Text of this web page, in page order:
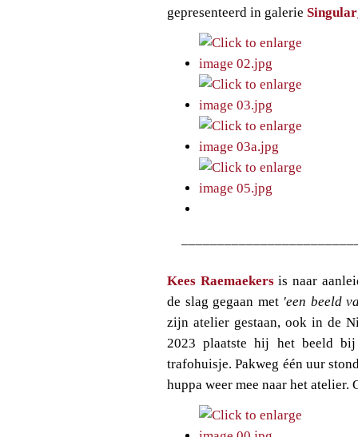
gepresenteerd in galerie
Kees Raemaekersis naar
de slag gegaan met'een beeld
zijn atelier gestaan, ook in de
2023 plaatste hij het beeld
trafohuisje. Pakweg één uur
huppa weer mee naar het atelier.